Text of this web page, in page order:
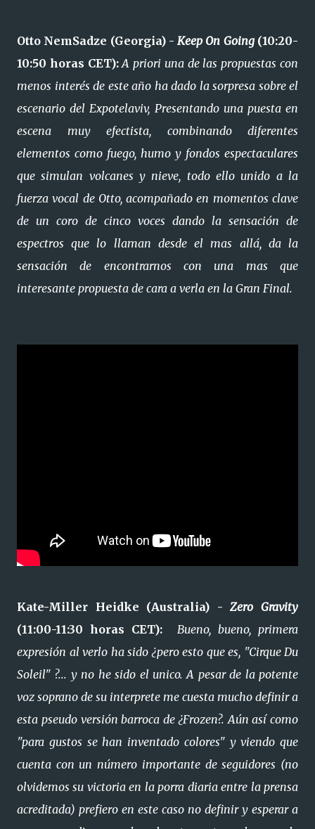
Otto NemSadze (Georgia) -Keep On Going(10:20-
10:50 horas CET): A priori una de las propuestas con
menos interés de este año ha dado la sorpresa sobre el
escenario del Expotelaviv, Presentando una puesta en
escena muy efectista, combinando diferentes
elementos como fuego, humo y fondos espectaculares
que simulan volcanes y nieve, todo ello unido a la
fuerza vocal de Otto, acompañado en momentos clave
de un coro de cinco voces dando la sensación de
espectros que lo llaman desde el mas allá, da la
sensación de encontrarnos con una mas que
interesante propuesta de cara a verla en la Gran Final.
Kate-Miller Heidke (Australia) -Zero Gravity
(11:00-11:30 horas CET):
Bueno, bueno, primera
expresión al verlo ha sido ¿pero esto que es, "Cirque Du
Soleil" ?... y no he sido el unico. A pesar de la potente
voz soprano de su interprete me cuesta mucho definir a
esta pseudo versión barroca de ¿Frozen?. Aún así como
"para gustos se han inventado colores" y viendo que
cuenta con un número importante de seguidores (no
olvidemos su victoria en la porra diaria entre la prensa
acreditada) prefiero en este caso no definir y esperar a